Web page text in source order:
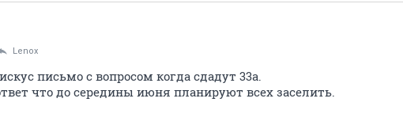
Lenox
письмо с вопросом когда сдадут 33а.
что до середины июня планируют всех заселить.